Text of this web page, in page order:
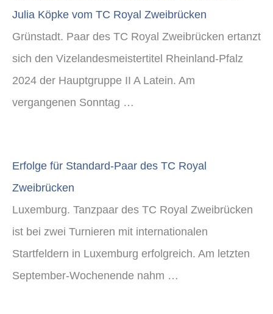
Julia Köpke vom TC Royal Zweibrücken
Grünstadt. Paar des TC Royal Zweibrücken ertanzt
sich den Vizelandesmeistertitel Rheinland-Pfalz
2024 der Hauptgruppe II A Latein. Am
vergangenen Sonntag …
Erfolge für Standard-Paar des TC Royal
Zweibrücken
Luxemburg. Tanzpaar des TC Royal Zweibrücken
ist bei zwei Turnieren mit internationalen
Startfeldern in Luxemburg erfolgreich. Am letzten
September-Wochenende nahm …